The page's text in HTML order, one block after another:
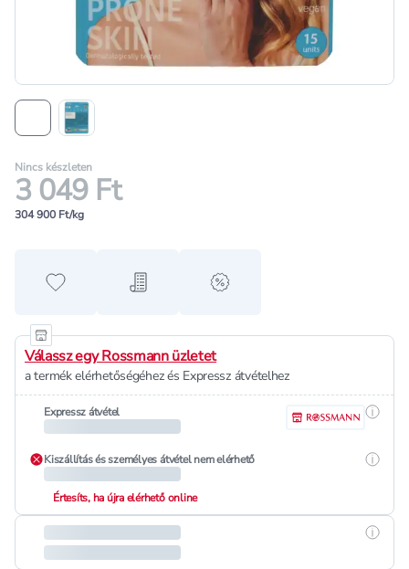
Nincs készleten
3 049 Ft
304 900 Ft/kg
Hozzáadás a kedvencekhez
Hozzáadás a bevásárló listához
alert when on sale
Válassz egy Rossmann üzletet
a termék elérhetőségéhez és Expressz átvételhez
Expressz átvétel
Kiszállítás és személyes átvétel nem elérhető
Értesíts, ha újra elérhető online